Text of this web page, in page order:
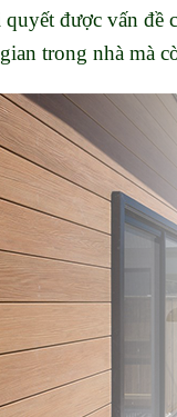
quyết được vấn đề
trong nhà mà